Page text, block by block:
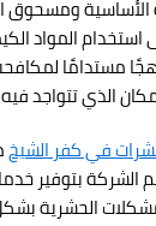
الأساسية ومسحوق
المواد
مستدامًا
الذي تتواجد
في كفر الشيخ
بتوفير
الحشرية